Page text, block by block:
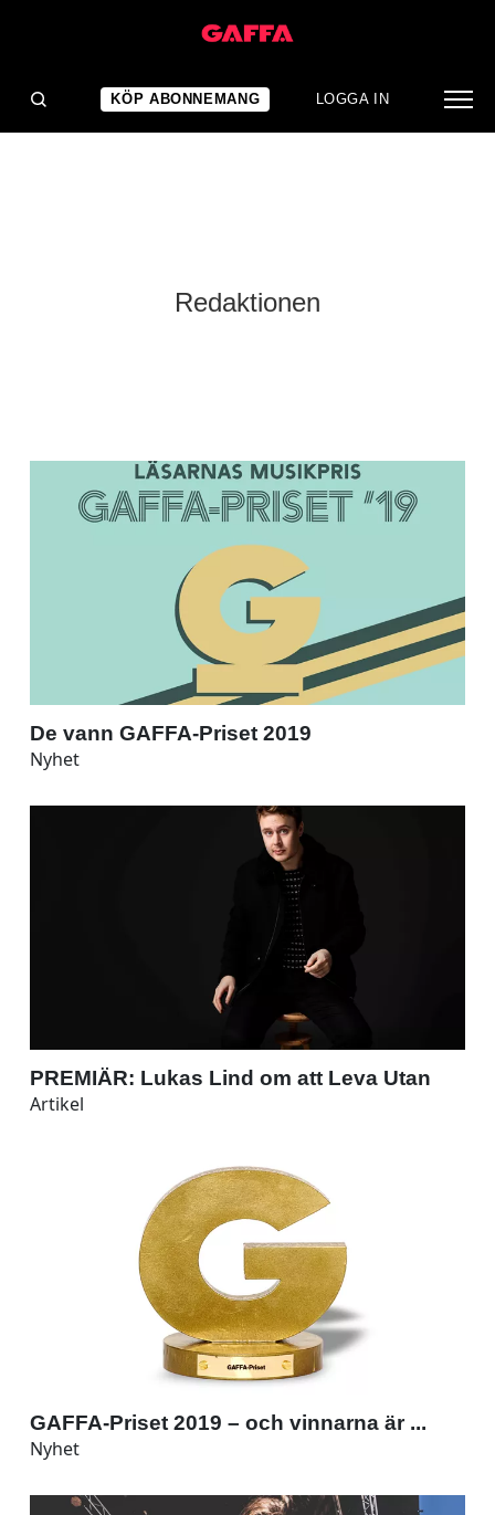
KÖP ABONNEMANG LOGGA IN
Redaktionen
De vann GAFFA-Priset 2019
Nyhet
PREMIÄR: Lukas Lind om att Leva Utan
Artikel
GAFFA-Priset 2019 – och vinnarna är ...
Nyhet